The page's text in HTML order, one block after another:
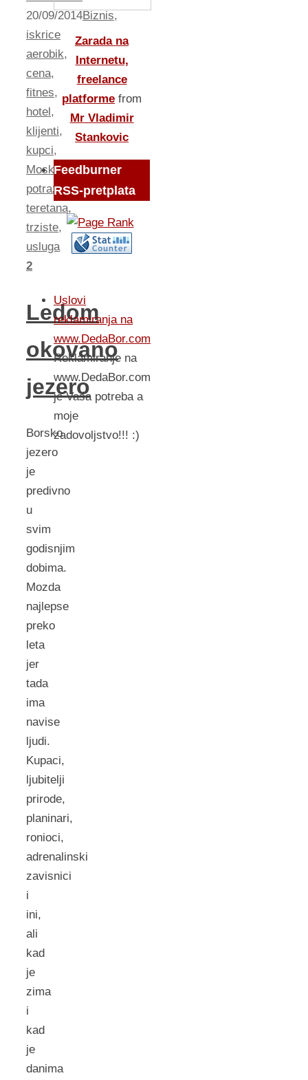
20/09/2014Biznis,
iskrice
aerobik,
cena,
fitnes,
hotel,
klijenti,
kupci,
Moskva,
potraznja,
teretana,
trziste,
usluga
2
Ledom
okovano
jezero
Borsko
jezero
je
predivno
u
svim
godisnjim
dobima.
Mozda
najlepse
preko
leta
jer
tada
ima
navise
ljudi.
Kupaci,
ljubitelji
prirode,
planinari,
ronioci,
adrenalinski
zavisnici
i
ini,
ali
kad
je
zima
i
kad
je
danima
Zarada na
Internetu,
freelance
platforme from
Mr Vladimir
Stankovic
Feedburner
RSS-pretplata
Uslovi
reklamiranja na
www.DedaBor.com
Reklamiranje na
www.DedaBor.com
je Vaša potreba a
moje
zadovoljstvo!!! :)